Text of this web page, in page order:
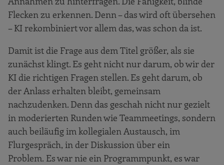
Flecken zu erkennen. Denn – das wird oft übersehen
– KI rekombiniert vor allem das, was schon da ist.
Damit ist die Frage aus dem Titel größer, als sie
zunächst klingt. Es geht nicht nur darum, ob wir der
KI die richtigen Fragen stellen. Es geht darum, ob
der Anlass erhalten bleibt, gemeinsam
nachzudenken. Denn das geschah nicht nur gezielt
in moderierten Runden wie Teammeetings, sondern
auch beiläufig im kollegialen Austausch, im
Flurgespräch, in der Diskussion über ein
Problem. Es war nie ein Programmpunkt, es war